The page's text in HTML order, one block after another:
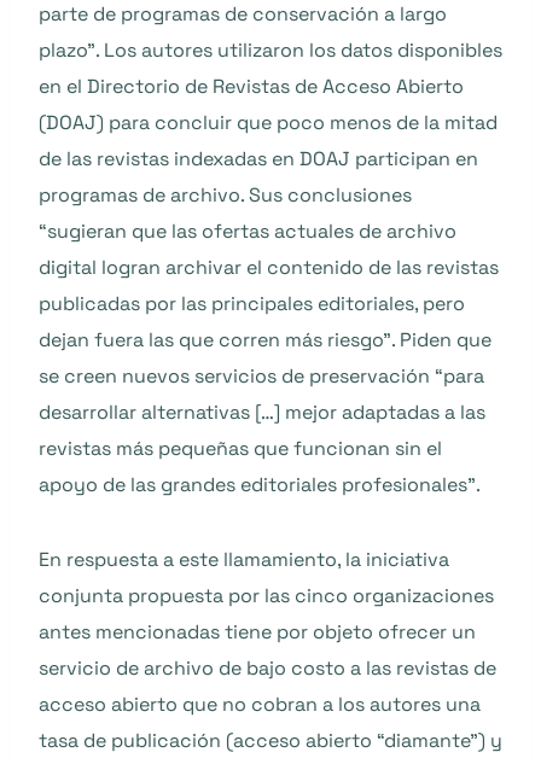
parte de programas de conservación a largo
plazo”. Los autores utilizaron los datos disponibles
en el Directorio de Revistas de Acceso Abierto
(DOAJ) para concluir que poco menos de la mitad
de las revistas indexadas en DOAJ participan en
programas de archivo. Sus conclusiones
“sugieran que las ofertas actuales de archivo
digital logran archivar el contenido de las revistas
publicadas por las principales editoriales, pero
dejan fuera las que corren más riesgo”. Piden que
se creen nuevos servicios de preservación “para
desarrollar alternativas […] mejor adaptadas a las
revistas más pequeñas que funcionan sin el
apoyo de las grandes editoriales profesionales”.
En respuesta a este llamamiento, la iniciativa
conjunta propuesta por las cinco organizaciones
antes mencionadas tiene por objeto ofrecer un
servicio de archivo de bajo costo a las revistas de
acceso abierto que no cobran a los autores una
tasa de publicación (acceso abierto “diamante”) y